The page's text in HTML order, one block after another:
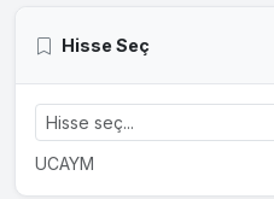
Hisse Seç
UCAYM